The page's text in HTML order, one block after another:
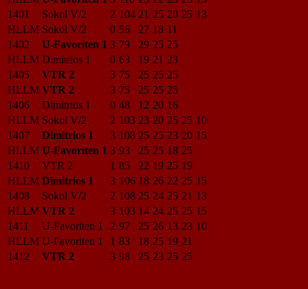
1401
Sokol V/2 2 104 21 25 20 25 13
HLLM Sokol V/2 0 56 27 18 11
1402
U-Favoriten 1 3 79 29 25 25
HLLM Dimitrios 1 0 63 19 21 23
1405
VTR 2 3 75 25 25 25
HLLM VTR 2 3 75 25 25 25
1406
Dimitrios 1 0 48 12 20 16
HLLM Sokol V/2 2 103 23 20 25 25 10
1407
Dimitrios 1 3 108 25 25 23 20 15
HLLM U-Favoriten 1 3 93 25 25 18 25
1410
VTR 2 1 85 22 19 25 19
HLLM Dimitrios 1 3 106 18 26 22 25 15
1408
Sokol V/2 2 108 25 24 25 21 13
HLLM VTR 2 3 103 14 24 25 25 15
1411
U-Favoriten 1 2 97 25 26 13 23 10
HLLM U-Favoriten 1 1 83 18 25 19 21
1412
VTR 2 3 98 25 23 25 25